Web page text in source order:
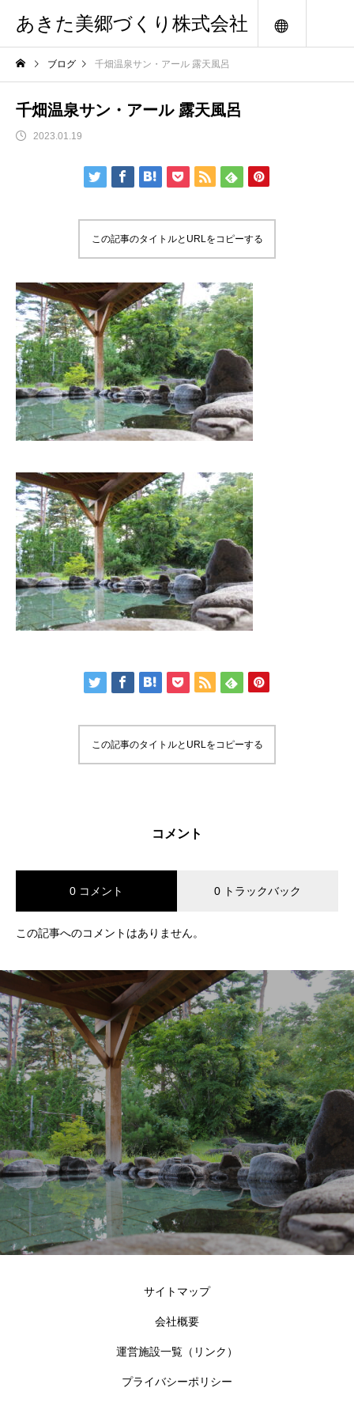
あきた美郷づくり株式会社
ブログ 千畑温泉サン・アール 露天風呂
千畑温泉サン・アール 露天風呂
2023.01.19
この記事のタイトルとURLをコピーする
この記事のタイトルとURLをコピーする
コメント
0 コメント 0 トラックバック
この記事へのコメントはありません。
サイトマップ
会社概要
運営施設一覧（リンク）
プライバシーポリシー